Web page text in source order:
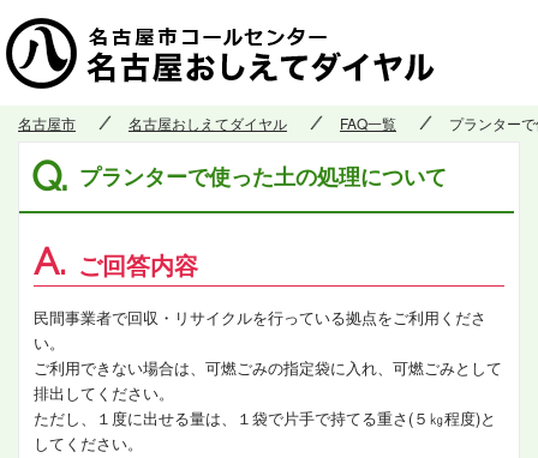
名古屋市 名古屋おしえてダイヤル FAQ一覧 プランター
Q. プランターで使った土の処理について
A. ご回答内容
民間事業者で回収・リサイクルを行っている拠点をご利用くださ
い。
ご利用できない場合は、可燃ごみの指定袋に入れ、可燃ごみとして
排出してください。
ただし、１度に出せる量は、１袋で片手で持てる重さ(５㎏程度)と
してください。